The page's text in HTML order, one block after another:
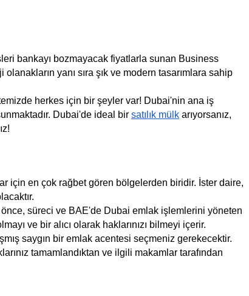
bankayı bozmayacak fiyatlarla sunan Business
yanı sıra şık ve modern tasarımlara sahip
herkes için bir şeyler var! Dubai'nin ana iş
Dubai'de ideal bir satılık mülk arıyorsanız,
için en çok rağbet gören bölgelerden biridir. İster daire,
önce, süreci ve BAE'de Dubai emlak işlemlerini yöneten
ve bir alıcı olarak haklarınızı bilmeyi içerir.
saygın bir emlak acentesi seçmeniz gerekecektir.
tamamlandıktan ve ilgili makamlar tarafından